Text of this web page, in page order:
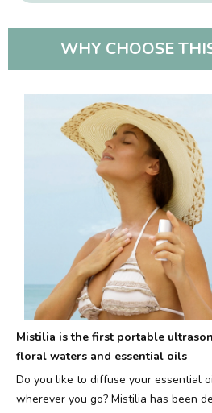
WHY CHOOSE
Mistilia is the first portable
floral waters and essential oils
Do you like to diffuse your essential
wherever you go? Mistilia has been